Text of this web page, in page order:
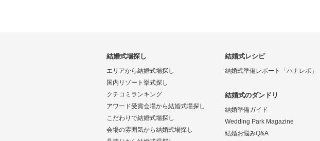
結婚式場探し
エリアから結婚式場探し
国内リゾート挙式探し
クチコミランキング
アワード受賞会場から結婚式場探し
こだわりで結婚式場探し
会場の雰囲気から結婚式場探し
結婚式レシピ
結婚式準備レポート「ハナレポ」
結婚式のダンドリ
結婚準備ガイド
Wedding Park Magazine
結婚お悩みQ&A